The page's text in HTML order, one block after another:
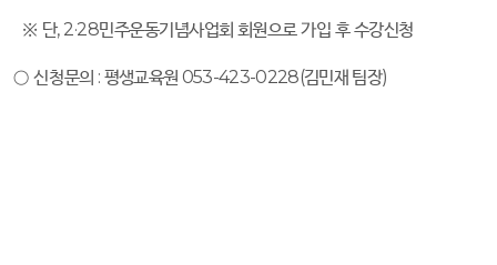
※ 단, 2·28민주운동기념사업회 회원으로 가입 후 수강신청
○ 신청문의 : 평생교육원 053-423-0228(김민재 팀장)